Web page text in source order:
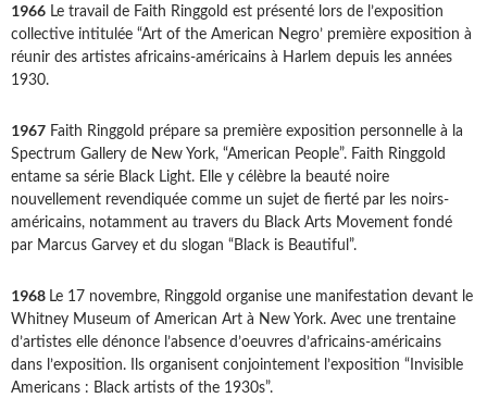
1966 Le travail de Faith Ringgold est présenté lors de l’exposition
collective intitulée “Art of the American Negro’ première exposition à
réunir des artistes africains-américains à Harlem depuis les années
1930.
1967 Faith Ringgold prépare sa première exposition personnelle à la
Spectrum Gallery de New York, “American People”. Faith Ringgold
entame sa série Black Light. Elle y célèbre la beauté noire
nouvellement revendiquée comme un sujet de fierté par les noirs-
américains, notamment au travers du Black Arts Movement fondé
par Marcus Garvey et du slogan “Black is Beautiful”.
1968 Le 17 novembre, Ringgold organise une manifestation devant le
Whitney Museum of American Art à New York. Avec une trentaine
d’artistes elle dénonce l’absence d’oeuvres d’africains-américains
dans l’exposition. Ils organisent conjointement l’exposition “Invisible
Americans : Black artists of the 1930s”.